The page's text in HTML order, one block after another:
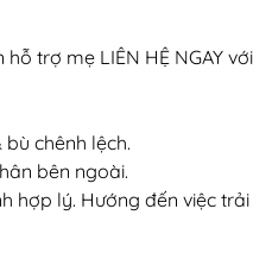
trợ mẹ LIÊN HỆ NGAY với
chênh lệch.
bên ngoài.
hợp lý. Hướng đến việc